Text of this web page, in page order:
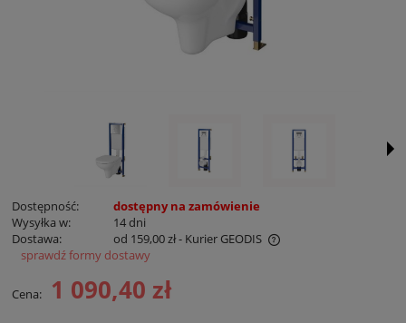
Dostępność:
dostępny na zamówienie
Wysyłka w:
14 dni
Dostawa:
od 159,00 zł- Kurier GEODIS
Cena nie zawiera ewentualnych kosztów płatności
sprawdź formy dostawy
Cena: 1 090,40 zł